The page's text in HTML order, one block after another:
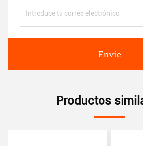
Envíe
Productos